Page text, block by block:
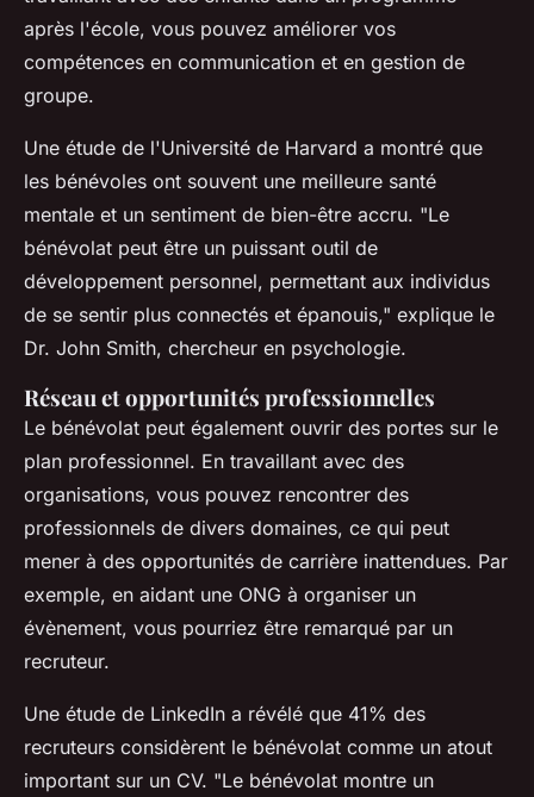
après l'école, vous pouvez améliorer vos
compétences en communication et en gestion de
groupe.
Une étude de l'Université de Harvard a montré que
les bénévoles ont souvent une meilleure santé
mentale et un sentiment de bien-être accru. "Le
bénévolat peut être un puissant outil de
développement personnel, permettant aux individus
de se sentir plus connectés et épanouis," explique le
Dr. John Smith, chercheur en psychologie.
Réseau et opportunités professionnelles
Le bénévolat peut également ouvrir des portes sur le
plan professionnel. En travaillant avec des
organisations, vous pouvez rencontrer des
professionnels de divers domaines, ce qui peut
mener à des opportunités de carrière inattendues. Par
exemple, en aidant une ONG à organiser un
évènement, vous pourriez être remarqué par un
recruteur.
Une étude de LinkedIn a révélé que 41% des
recruteurs considèrent le bénévolat comme un atout
important sur un CV. "Le bénévolat montre un